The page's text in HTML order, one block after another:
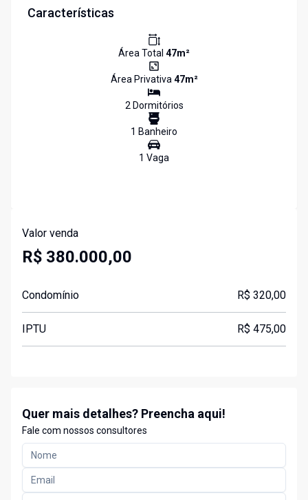
Características
Área Total 47m²
Área Privativa47m²
2Dormitórios
1 Banheiro
1 Vaga
Valor venda
R$ 380.000,00
Condomínio R$ 320,00
IPTU R$ 475,00
Quer mais detalhes? Preencha aqui!
Fale com nossos consultores